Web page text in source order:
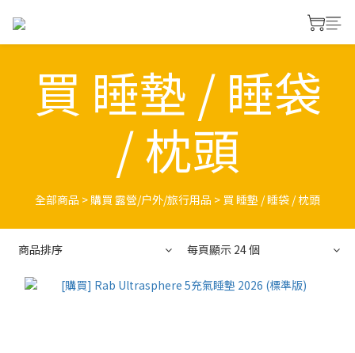
買 睡墊 / 睡袋
/ 枕頭
全部商品 > 購買 露營/户外/旅行用品 > 買 睡墊 / 睡袋 / 枕頭
商品排序 每頁顯示 24 個